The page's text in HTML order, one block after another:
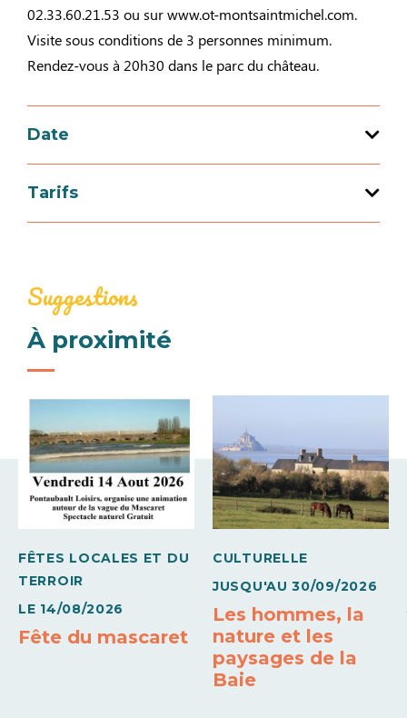
02.33.60.21.53 ou sur www.ot-montsaintmichel.com.
Visite sous conditions de 3 personnes minimum.
Rendez-vous à 20h30 dans le parc du château.
Date
20h30 à
Tarifs
5€
Gratuit (Moins de 4 ans / Enfant et demandeurs
d'emploi sur justificatif à l'entrée)
0€
Suggestions
À proximité
FÊTES LOCALES ET DU
TERROIR
LE 14/08/2026
Fête du mascaret
CULTURELLE
JUSQU'AU 30/09/2026
Les hommes, la
nature et les
paysages de la
Baie